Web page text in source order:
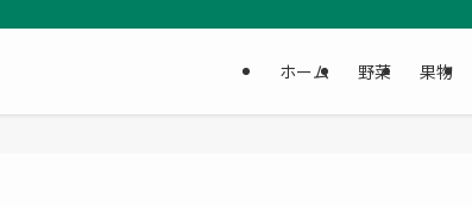
ホーム 野菜 果物